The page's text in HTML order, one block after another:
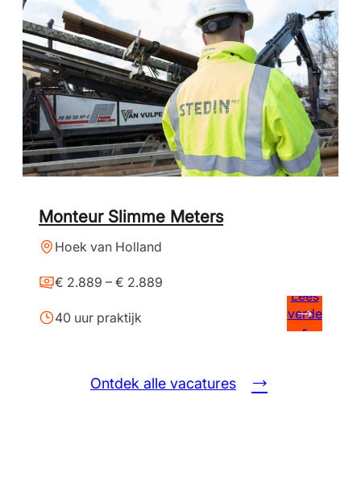
Monteur Slimme Meters
Hoek van Holland
€ 2.889 – € 2.889
40 uur praktijk
Lees
verde
r
Ontdek alle vacatures